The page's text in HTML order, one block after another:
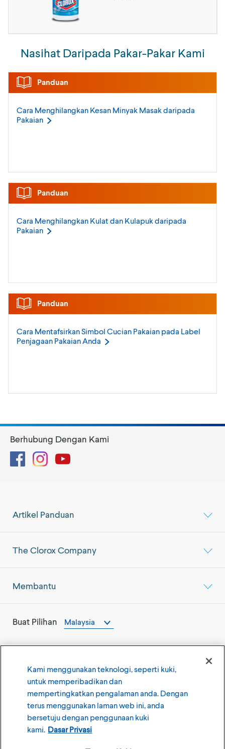
Nasihat Daripada Pakar-Pakar Kami
Panduan
Cara Menghilangkan Kesan Minyak Masak daripada
Pakaian
Panduan
Cara Menghilangkan Kulat dan Kulapuk daripada
Pakaian
Panduan
Cara Mentafsirkan Simbol Cucian Pakaian pada Label
Penjagaan PakaianAnda
Artikel Panduan
The Clorox Company
Membantu
Buat Pilihan Malaysia
Berhubung Dengan Kami
FacebookInstagramYouTube
Syarat Penggunaan Dasar Privasi
Kami menggunakan teknologi, seperti kuki,
untuk memperibadikan dan
mempertingkatkan pengalaman anda. Dengan
terus menggunakan laman web ini, anda
bersetuju dengan penggunaan kuki
kami. Dasar Privasi